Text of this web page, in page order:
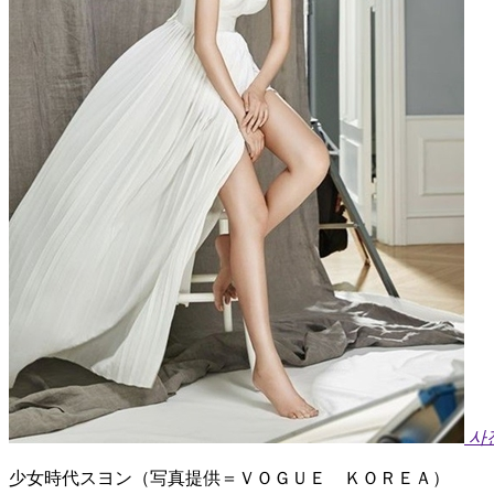
사
少女時代スヨン（写真提供＝ＶＯＧＵＥ ＫＯＲＥＡ）